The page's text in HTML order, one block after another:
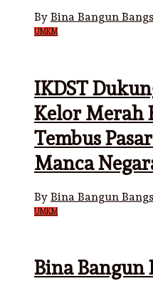
By Bina Bangun
UMKM
IKDST
Kelor Merah
Tembus
Manca
By Bina Bangun
UMKM
Bina Bangun